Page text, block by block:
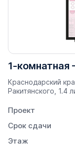
1-комнатная
Краснодарский
Ракитянского, 1.4
Проект
Срок сдачи
Этаж